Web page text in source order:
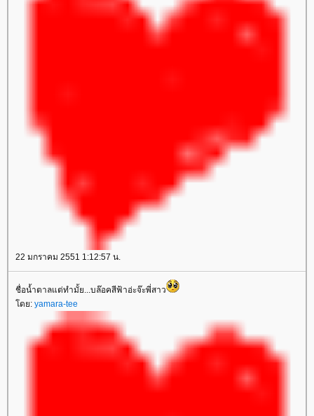
22 มกราคม 2551 1:12:57 น.
ชื่อน้ำตาลแต่ทำมั้ย...บล๊อคสีฟ้าอ่ะจ๊ะพี่สาว
ดย: yamara-tee